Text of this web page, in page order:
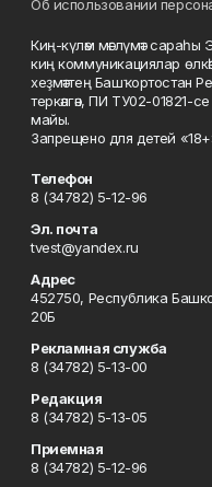
Об использовании
Киң-күләм мәғлүмәт сараһы
киң коммуникациялар
хеҙмәттең Башҡортостан
теркәлгән, ПИ ТУ02-01821-
майы.
Запрещено для детей
Телефон
8 (34782) 5-12-96
Эл. почта
tvest@yandex.ru
Адрес
452750, Республика
20Б
Рекламная служба
8 (34782) 5-13-00
Редакция
8 (34782) 5-13-05
Приемная
8 (34782) 5-12-96